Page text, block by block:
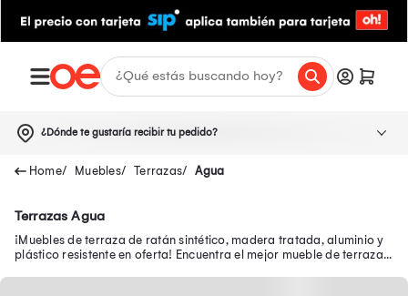
¿Dónde te gustaría recibir tu pedido?
Muebles Terrazas Agua
Terrazas Agua
¡Muebles de terraza de ratán sintético, madera tratada, aluminio y
plástico resistente en oferta! Encuentra el mejor mueble de terraza